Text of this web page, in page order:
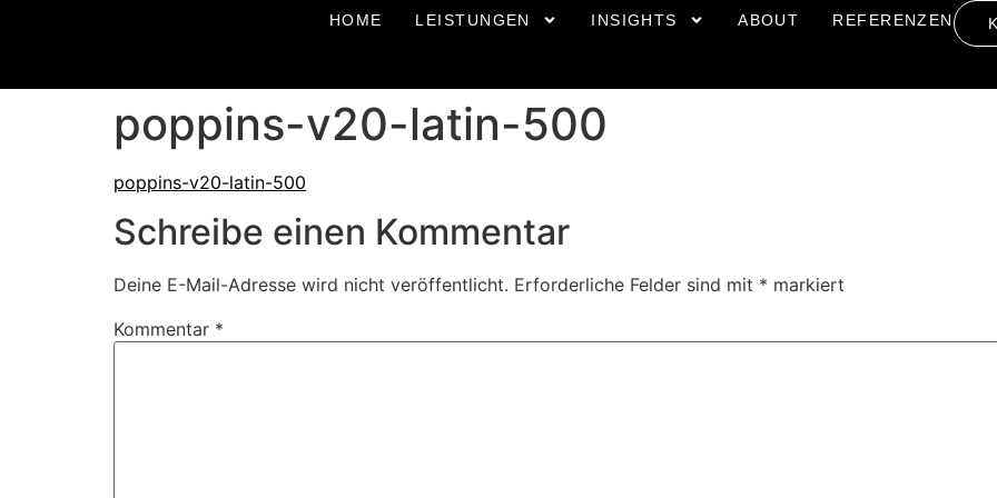
HOME LEISTUNGEN INSIGHTS ABOUT REFERENZEN
poppins-v20-latin-500
poppins-v20-latin-500
Schreibe einen Kommentar
Deine E-Mail-Adresse wird nicht veröffentlicht. Erforderliche Felder sind mit * markiert
Kommentar *